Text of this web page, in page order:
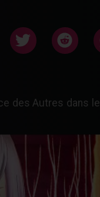
des Autres dans le